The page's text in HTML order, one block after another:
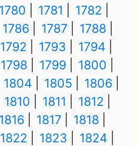
1780 1781
1782
1786 1787
1788
1792 1793
1794
1798 1799
1800
1804 1805
1806
1810 1811
1812
1816 1817
1818
1822 1823
1824